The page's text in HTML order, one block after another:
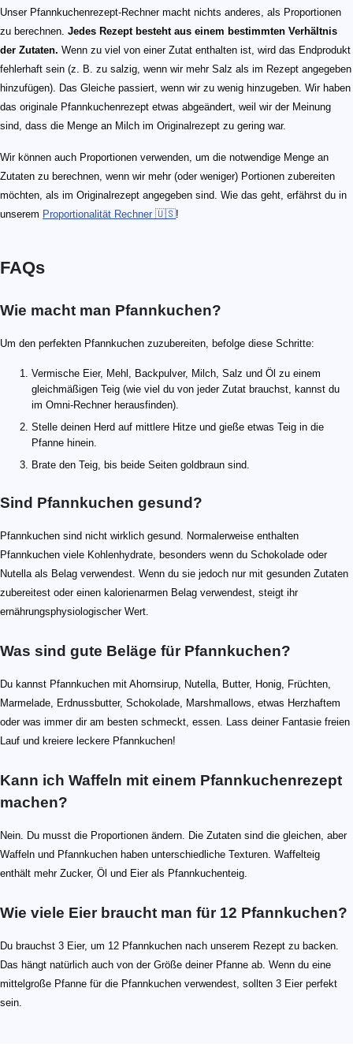
Unser Pfannkuchenrezept-Rechner macht nichts anderes, als Proportionen
zu berechnen. Jedes Rezept besteht aus einem bestimmten Verhältnis
der Zutaten. Wenn zu viel von einer Zutat enthalten ist, wird das Endprodukt
fehlerhaft sein (z. B. zu salzig, wenn wir mehr Salz als im Rezept angegeben
hinzufügen). Das Gleiche passiert, wenn wir zu wenig hinzugeben. Wir haben
das originale Pfannkuchenrezept etwas abgeändert, weil wir der Meinung
sind, dass die Menge an Milch im Originalrezept zu gering war.
Wir können auch Proportionen verwenden, um die notwendige Menge an
Zutaten zu berechnen, wenn wir mehr (oder weniger) Portionen zubereiten
möchten, als im Originalrezept angegeben sind. Wie das geht, erfährst du in
unserem Proportionalität Rechner 🇺🇸!
FAQs
Wie macht man Pfannkuchen?
Um den perfekten Pfannkuchen zuzubereiten, befolge diese Schritte:
Vermische Eier, Mehl, Backpulver, Milch, Salz und Öl zu einem
gleichmäßigen Teig (wie viel du von jeder Zutat brauchst, kannst du
im Omni-Rechner herausfinden).
Stelle deinen Herd auf mittlere Hitze und gieße etwas Teig in die
Pfanne hinein.
Brate den Teig, bis beide Seiten goldbraun sind.
Sind Pfannkuchen gesund?
Pfannkuchen sind nicht wirklich gesund. Normalerweise enthalten
Pfannkuchen viele Kohlenhydrate, besonders wenn du Schokolade oder
Nutella als Belag verwendest. Wenn du sie jedoch nur mit gesunden Zutaten
zubereitest oder einen kalorienarmen Belag verwendest, steigt ihr
ernährungsphysiologischer Wert.
Was sind gute Beläge für Pfannkuchen?
Du kannst Pfannkuchen mit Ahornsirup, Nutella, Butter, Honig, Früchten,
Marmelade, Erdnussbutter, Schokolade, Marshmallows, etwas Herzhaftem
oder was immer dir am besten schmeckt, essen. Lass deiner Fantasie freien
Lauf und kreiere leckere Pfannkuchen!
Kann ich Waffeln mit einem Pfannkuchenrezept
machen?
Nein. Du musst die Proportionen ändern. Die Zutaten sind die gleichen, aber
Waffeln und Pfannkuchen haben unterschiedliche Texturen. Waffelteig
enthält mehr Zucker, Öl und Eier als Pfannkuchenteig.
Wie viele Eier braucht man für 12 Pfannkuchen?
Du brauchst 3 Eier, um 12 Pfannkuchen nach unserem Rezept zu backen.
Das hängt natürlich auch von der Größe deiner Pfanne ab. Wenn du eine
mittelgroße Pfanne für die Pfannkuchen verwendest, sollten 3 Eier perfekt
sein.